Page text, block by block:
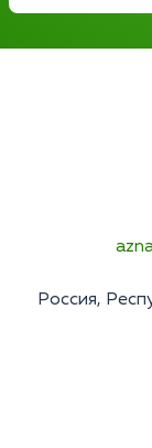
Россия,